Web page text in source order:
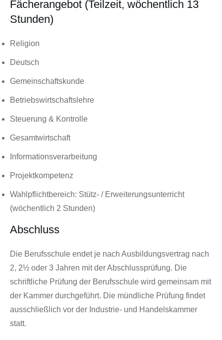
Fächerangebot (Teilzeit, wöchentlich 13
Stunden)
Religion
Deutsch
Gemeinschaftskunde
Betriebswirtschaftslehre
Steuerung & Kontrolle
Gesamtwirtschaft
Informationsverarbeitung
Projektkompetenz
Wahlpflichtbereich: Stütz- / Erweiterungsunterricht
(wöchentlich 2 Stunden)
Abschluss
Die Berufsschule endet je nach Ausbildungsvertrag nach
2, 2½ oder 3 Jahren mit der Abschlussprüfung. Die
schriftliche Prüfung der Berufsschule wird gemeinsam mit
der Kammer durchgeführt. Die mündliche Prüfung findet
ausschließlich vor der Industrie- und Handelskammer
statt.